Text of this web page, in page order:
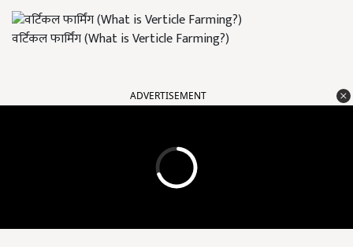
वर्टिकल फार्मिंग (What is Verticle Farming?)
ADVERTISEMENT